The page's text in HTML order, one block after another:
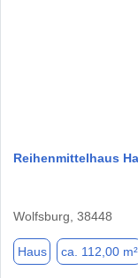
Reihenmittelhaus
Wolfsburg, 38448
Haus ca. 112,00 m²